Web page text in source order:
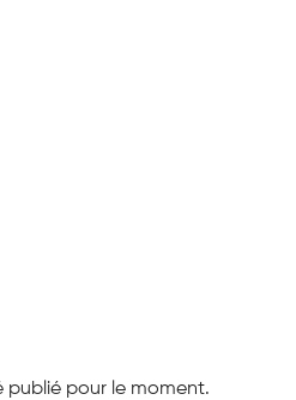
publié pour le moment.